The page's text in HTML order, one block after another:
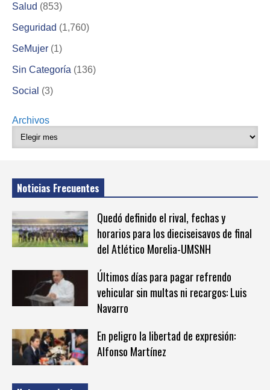
Salud (853)
Seguridad (1,760)
SeMujer (1)
Sin Categoría (136)
Social (3)
Archivos
Noticias Frecuentes
Quedó definido el rival, fechas y
horarios para los dieciseisavos de final
del Atlético Morelia-UMSNH
Últimos días para pagar refrendo
vehicular sin multas ni recargos: Luis
Navarro
En peligro la libertad de expresión:
Alfonso Martínez